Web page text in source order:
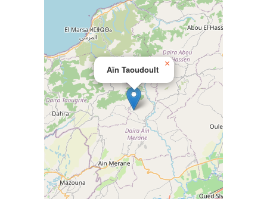
Aïn Taoudoult
×